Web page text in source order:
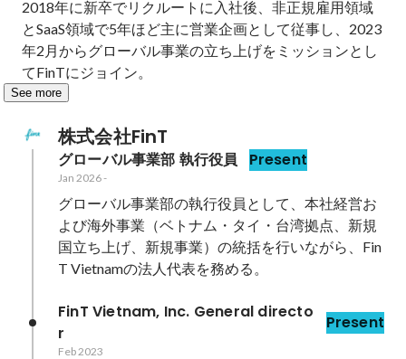
2018年に新卒でリクルートに入社後、非正規雇用領域
とSaaS領域で5年ほど主に営業企画として従事し、2023
年2月からグローバル事業の立ち上げをミッションとし
てFinTにジョイン。
See more
株式会社FinT
グローバル事業部 執行役員 Present
Jan 2026-
グローバル事業部の執行役員として、本社経営お
よび海外事業（ベトナム・タイ・台湾拠点、新規
国立ち上げ、新規事業）の統括を行いながら、Fin
T Vietnamの法人代表を務める。
FinT Vietnam, Inc. General directo
r
Present
Feb 2023